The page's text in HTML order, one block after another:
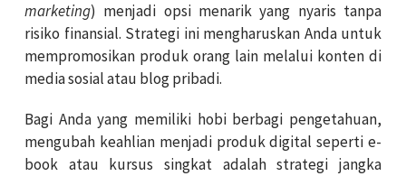
marketing) menjadi opsi menarik yang nyaris tanpa
risiko finansial. Strategi ini mengharuskan Anda untuk
mempromosikan produk orang lain melalui konten di
media sosial atau blog pribadi.
Bagi Anda yang memiliki hobi berbagi pengetahuan,
mengubah keahlian menjadi produk digital seperti e-
book atau kursus singkat adalah strategi jangka